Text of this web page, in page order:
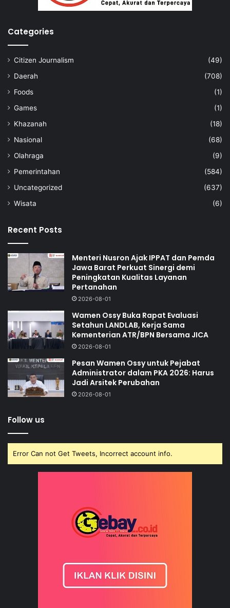
Categories
Citizen Journalism
(49)
Daerah
(708)
Foods
(1)
Games
(1)
Khazanah
(18)
Nasional
(68)
Olahraga
(9)
Pemerintahan
(584)
Uncategorized
(637)
Wisata
(6)
Recent Posts
Menteri Nusron Ajak IPPAT dan Pemda
Jawa Barat Perkuat Sinergi demi
Peningkatan Kualitas Layanan
Pertanahan
2026-08-01
Wamen Ossy Buka Rapat Evaluasi
Setahun LANDLAB, Kerja Sama
Kementerian ATR/BPN Bersama JICA
2026-08-01
Pesan Wamen Ossy untuk Pejabat
Administrator dalam PKA 2026: Harus
Jadi Arsitek Perubahan
2026-08-01
Follow us
Error Can not Get Tweets, Incorrect account info.